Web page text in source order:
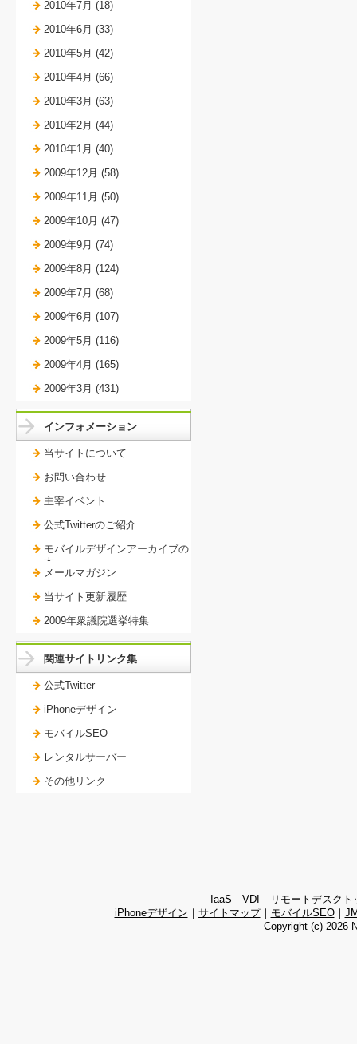
2010年7月 (18)
2010年6月 (33)
2010年5月 (42)
2010年4月 (66)
2010年3月 (63)
2010年2月 (44)
2010年1月 (40)
2009年12月 (58)
2009年11月 (50)
2009年10月 (47)
2009年9月 (74)
2009年8月 (124)
2009年7月 (68)
2009年6月 (107)
2009年5月 (116)
2009年4月 (165)
2009年3月 (431)
インフォメーション
当サイトについて
お問い合わせ
主宰イベント
公式Twitterのご紹介
モバイルデザインアーカイブの
本。
メールマガジン
当サイト更新履歴
2009年衆議院選挙特集
関連サイトリンク集
公式Twitter
iPhoneデザイン
モバイルSEO
レンタルサーバー
その他リンク
IaaS ｜ VDI ｜ リモートデスクト
iPhoneデザイン ｜ サイトマップ｜ モバイルSEO｜
Copyright (c) 2026